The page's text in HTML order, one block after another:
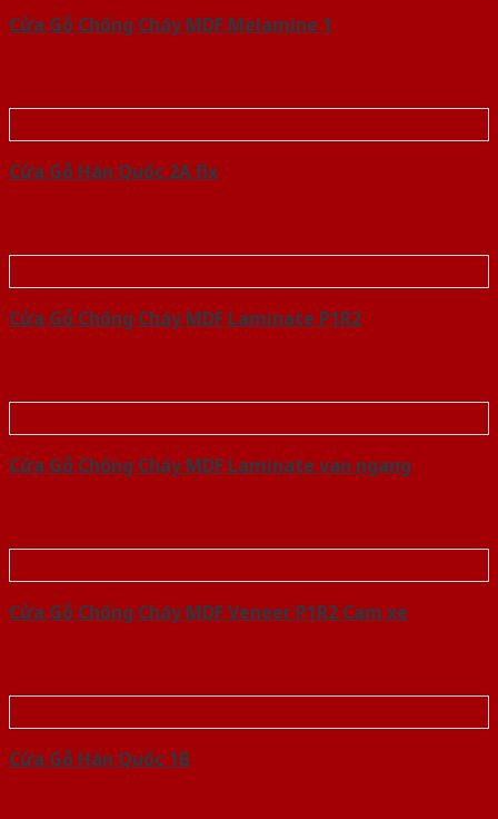
Cửa Gỗ Chống Cháy MDF Melamine 1
Cửa Gỗ Hàn Quốc 2A fix
Cửa Gỗ Chống Cháy MDF Laminate P1R2
Cửa Gỗ Chống Cháy MDF Laminate van ngang
Cửa Gỗ Chống Cháy MDF Veneer P1R2 Cam xe
Cửa Gỗ Hàn Quốc 1B